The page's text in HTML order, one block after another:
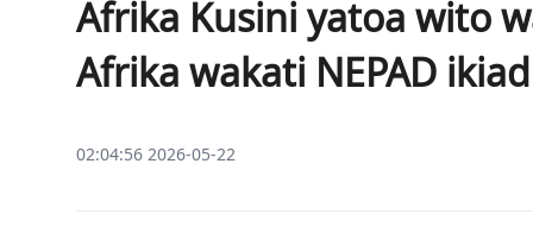
Afrika Kusini yatoa wito
Afrika wakati NEPAD
02:04:56 2026-05-22